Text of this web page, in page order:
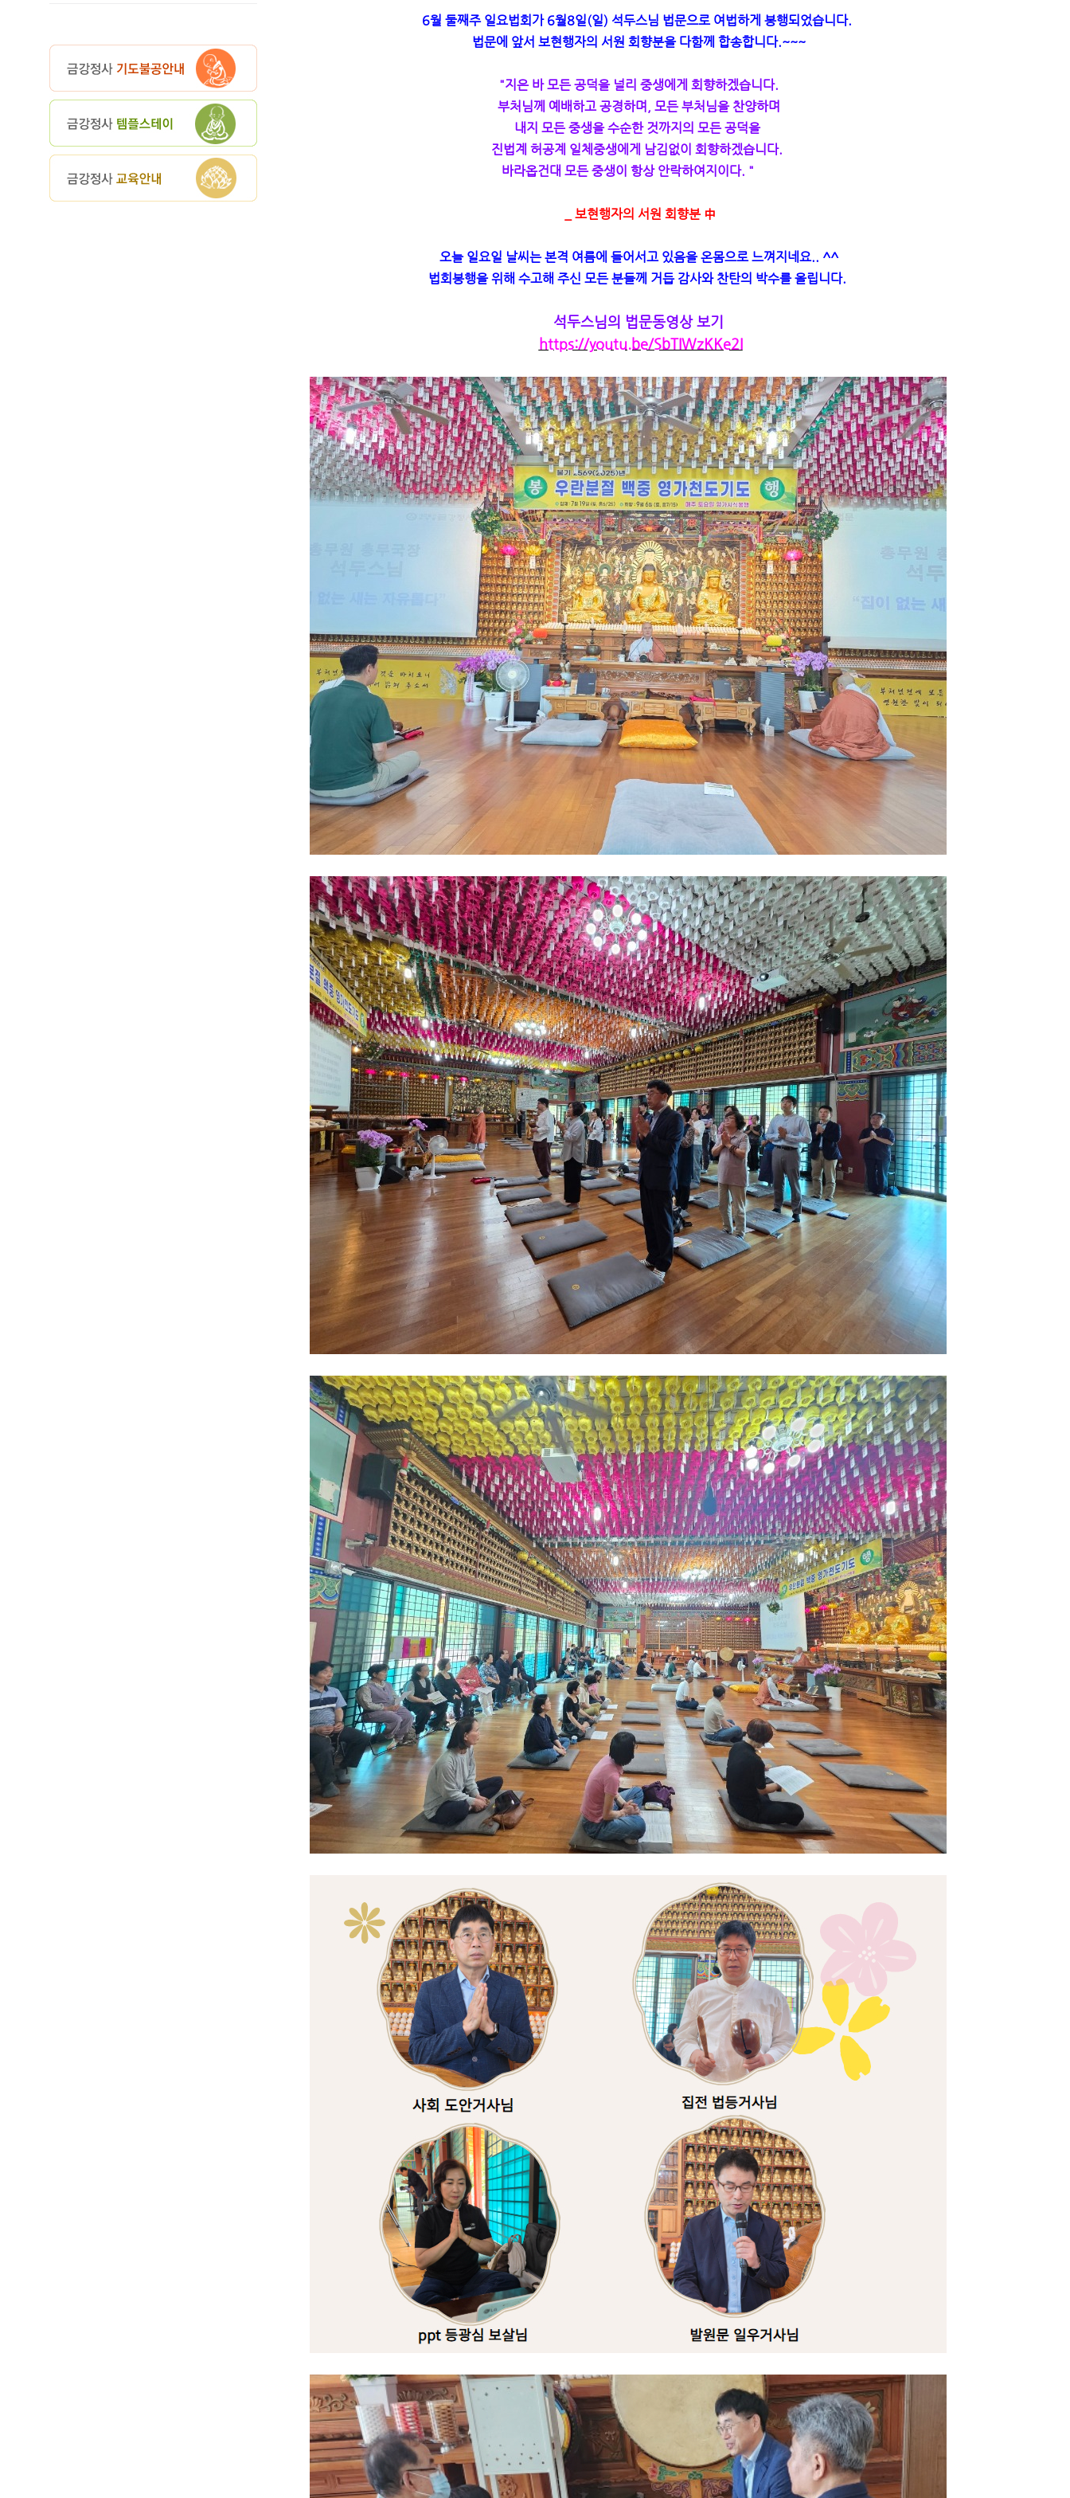
6월 둘째주 일요법회가 6월8일(일) 석두스님 법문으로 여법하게 봉행되었습니다.
법문에 앞서 보현행자의 서원 회향분을 다함께 합송합니다.~~~
"지은 바 모든 공덕을 널리 중생에게 회향하겠습니다.
부처님께 예배하고 공경하며, 모든 부처님을 찬양하며
내지 모든 중생을 수순한 것까지의 모든 공덕을
진법계 허공계 일체중생에게 남김없이 회향하겠습니다.
바라옵건대 모든 중생이 항상 안락하여지이다. "
_ 보현행자의 서원 회향분 中
오늘 일요일 날씨는 본격 여름에 들어서고 있음을 온몸으로 느껴지네요.. ^^
법회봉행을 위해 수고해 주신 모든 분들께 거듭 감사와 찬탄의 박수를 올립니다.
석두스님의 법문동영상 보기
https://youtu.be/SbTIWzKKe2I